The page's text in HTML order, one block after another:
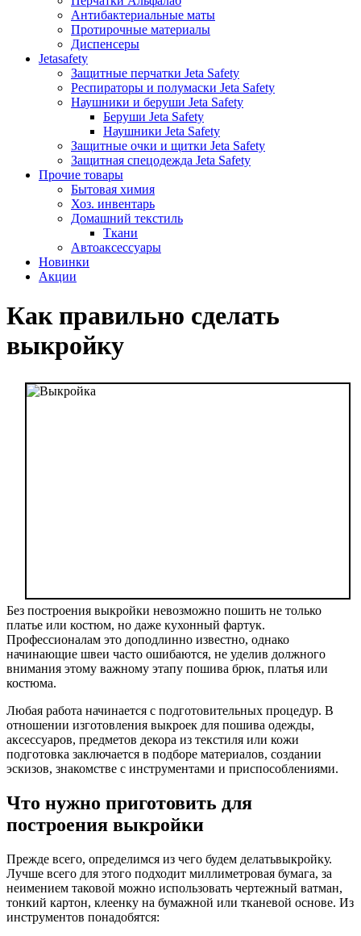
Антибактериальные маты
Протирочные материалы
Диспенсеры
Jetasafety
Защитные перчатки Jeta Safety
Респираторы и полумаски Jeta Safety
Наушники и беруши Jeta Safety
Беруши Jeta Safety
Наушники Jeta Safety
Защитные очки и щитки Jeta Safety
Защитная спецодежда Jeta Safety
Прочие товары
Бытовая химия
Хоз. инвентарь
Домашний текстиль
Ткани
Автоаксессуары
Новинки
Акции
Как правильно сделать
выкройку
Без построения выкройки невозможно пошить не только
платье или костюм, но даже кухонный фартук.
Профессионалам это доподлинно известно, однако
начинающие швеи часто ошибаются, не уделив должного
внимания этому важному этапу пошива брюк, платья или
костюма.
Любая работа начинается с подготовительных процедур. В
отношении изготовления выкроек для пошива одежды,
аксессуаров, предметов декора из текстиля или кожи
подготовка заключается в подборе материалов, создании
эскизов, знакомстве с инструментами и приспособлениями.
Что нужно приготовить для
построения выкройки
Прежде всего, определимся из чего будем делатьвыкройку.
Лучше всего для этого подходит миллиметровая бумага, за
неимением таковой можно использовать чертежный ватман,
тонкий картон, клеенку на бумажной или тканевой основе. Из
инструментов понадобятся: